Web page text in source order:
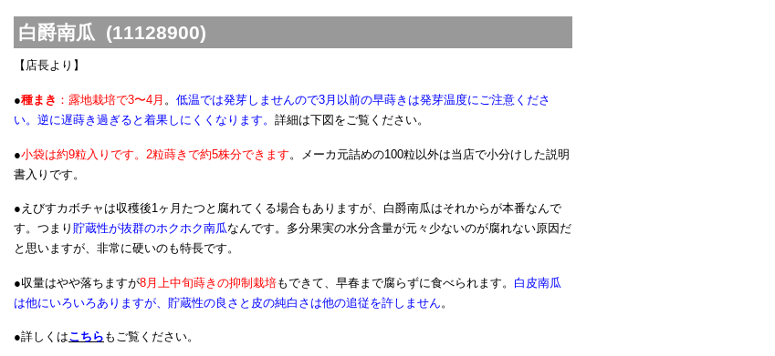
白爵南瓜 (11128900)
【店長より】
●種まき ：露地栽培で3〜4月 。 低温では発芽しませんので3月以前の早蒔きは発芽温度にご注意くださ
い。逆に遅蒔き過ぎると着果しにくくなります。 詳細は下図をご覧ください。
●小袋は約9粒入りです。2粒蒔きで約5株分できます 。メーカ元詰めの100粒以外は当店で小分けした説明
書入りです。
●えびすカボチャは収穫後1ヶ月たつと腐れてくる場合もありますが、白爵南瓜はそれからが本番なんで
す。つまり 貯蔵性が抜群のホクホク南瓜なんです。多分果実の水分含量が元々少ないのが腐れない原因だ
と思いますが、非常に硬いのも特長です。
●収量はやや落ちますが8月上中旬蒔きの抑制栽培もできて、早春まで腐らずに食べられます。 白皮南瓜
は他にいろいろありますが、貯蔵性の良さと皮の純白さは他の追従を許しません 。
●詳しくはこちら もご覧ください。